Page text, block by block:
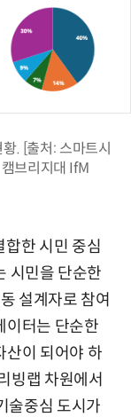
. [출처: 스마트시
브리지대 IfM
합한 시민 중심
시민을 단순한
설계자로 참여
이터는 단순한
산이 되어야 하
빙랩 차원에서
술중심 도시가